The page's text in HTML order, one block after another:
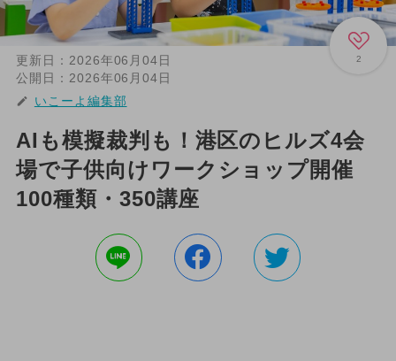
2
更新日： 2026年06月04日
公開日： 2026年06月04日
いこーよ編集部
AIも模擬裁判も！港区のヒルズ4会
場で子供向けワークショップ開催
100種類・350講座